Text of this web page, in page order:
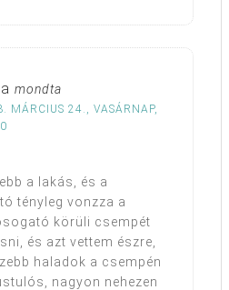
mondta
MÁRCIUS 24., VASÁRNAP,
a lakás, és a
tényleg vonzza a
körüli csempét
és azt vettem észre,
haladok a csempén
nagyon nehezen